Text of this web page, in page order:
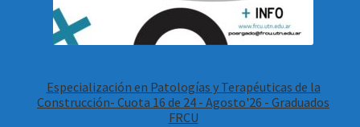
Especialización en Patologías y Terapéuticas de la
Construcción- Cuota 16 de 24 - Agosto'26 - Graduados
FRCU